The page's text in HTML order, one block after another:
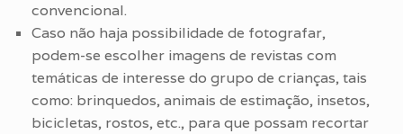
convencional.
Caso não haja possibilidade de fotografar,
podem-se escolher imagens de revistas com
temáticas de interesse do grupo de crianças, tais
como: brinquedos, animais de estimação, insetos,
bicicletas, rostos, etc., para que possam recortar